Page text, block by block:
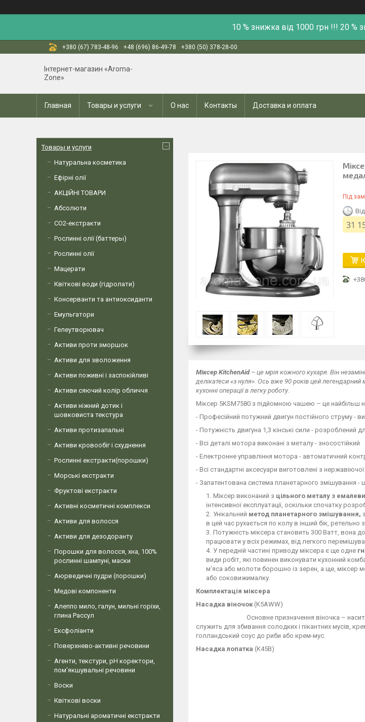
10 % знижка від 1000 грн !!! 20 %
+380 (67) 783-48-96 +48 (696) 86-49-78 +380 (50) 378-28-00
Інтернет-магазин «Aroma-
Zone»
Главная Товары и услуги О нас Контакты Доставка и оплата
Під
31
Міксер KitchenAid – це мрія кожного кухаря. Він
делікатеси «з нуля». Ось вже 90 років цей
кухонні операції в легку роботу.
Міксер 5KSM7580 з підйомною чашею – це найбільш
- Професійний потужний двигун постійного струму -
- Потужність двигуна 1,3 кінські сили -
- Всі деталі мотора виконані з металу - зносостійкий
- Електронне управління мотора - автоматичний
- Всі стандартні аксесуари виготовлені з
- Запатентована система планетарного змішування -
Міксер виконаний з цільного металу з
інтенсивної експлуатації, оскільки спочатку
Унікальний метод планетарного змішування,
в цей час рухається по колу в інший бік, ретельно
Потужність міксера становить 300 Ватт, вона
працювати у всіх режимах, від легкого
У передній частині приводу міксера є ще одне
види робіт, які повинен виконувати кухонний
м'яса або молоти борошно із зерен, а ще, міксер
або соковижималку.
Комплектація міксера
Насадка віночок (K5AWW)
Основне призначення віночка –
служить для збивання солодких і пікантних мусів,
голландський соус до риби або крем-мус.
Насадка лопатка (K45B)
Товары и услуги
Натуральна косметика
Ефірні олії
АКЦІЙНІ ТОВАРИ
Абсолюти
СО2-екстракти
Рослинні олії (баттеры)
Рослинні олії
Мацерати
Квіткові води (гідролати)
Консерванти та антиоксиданти
Емульгатори
Гелеутворювач
Активи проти зморшок
Активи для зволоження
Активи поживні і заспокійливі
Активи сяючий колір обличчя
Активи ніжний дотик і
шовковиста текстура
Активи протизапальні
Активи кровообіг і схуднення
Рослинні екстракти(порошки)
Морські екстракти
Фруктові екстракти
Активні косметичні комплекси
Активи для волосся
Активи для дезодоранту
Порошки для волосся, хна, 100%
рослинні шампуні, маски
Аюрведичні пудри (порошки)
Медові компоненти
Алеппо мило, галун, мильні горіхи,
глина Рассул
Ексфоліанти
Поверхнево-активні речовини
Агенти, текстури, рН коректори,
пом'якшувальні речовини
Воски
Квіткові воски
Натуральні ароматичні екстракти